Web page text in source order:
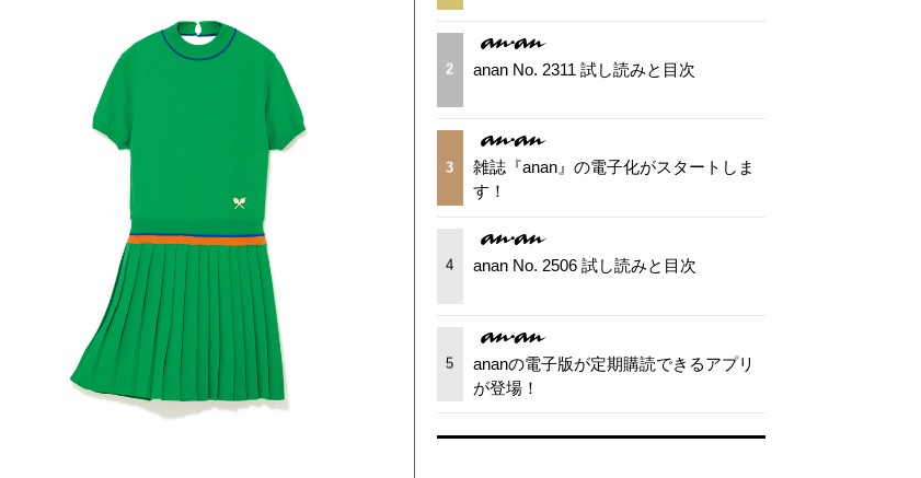
2 anan No. 2311 試し読みと目次
3
雑誌『anan』の電子化がスタートしま
す！
4 anan No. 2506 試し読みと目次
5
ananの電子版が定期購読できるアプリ
が登場！